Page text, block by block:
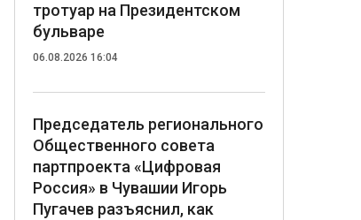
тротуар на Президентском
бульваре
06.08.2026 16:04
Председатель регионального
Общественного совета
партпроекта «Цифровая
Россия» в Чувашии Игорь
Пугачев разъяснил, как